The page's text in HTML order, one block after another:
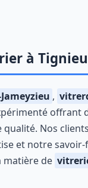
à
,
offrant
Nos
et notre
matière de